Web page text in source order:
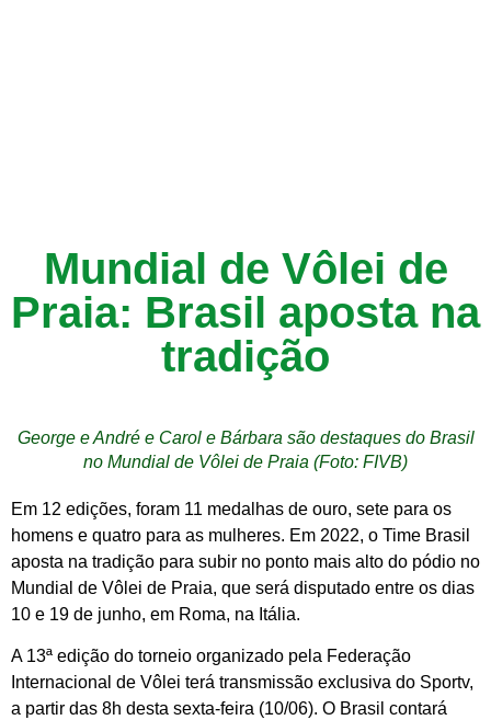
Mundial de Vôlei de
Praia: Brasil aposta na
tradição
George e André e Carol e Bárbara são destaques do Brasil
no Mundial de Vôlei de Praia (Foto: FIVB)
Em 12 edições, foram 11 medalhas de ouro, sete para os
homens e quatro para as mulheres. Em 2022, o Time Brasil
aposta na tradição para subir no ponto mais alto do pódio no
Mundial de Vôlei de Praia, que será disputado entre os dias
10 e 19 de junho, em Roma, na Itália.
A 13ª edição do torneio organizado pela Federação
Internacional de Vôlei terá transmissão exclusiva do Sportv,
a partir das 8h desta sexta-feira (10/06). O Brasil contará